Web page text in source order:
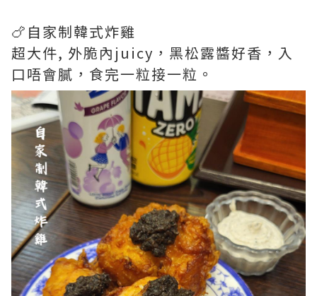
🍗自家制韓式炸雞
超大件, 外脆內juicy，黑松露醬好香，入
口唔會膩，食完一粒接一粒。